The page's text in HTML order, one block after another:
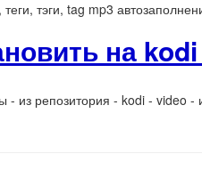
тэги, tag mp3
на
- из репозитория - kodi - video